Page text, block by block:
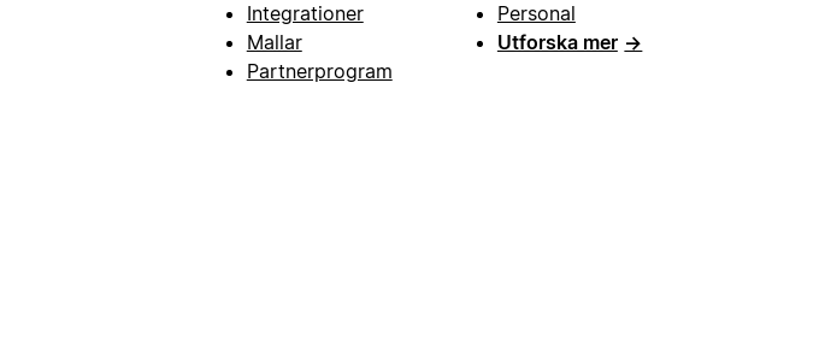
Integrationer
Mallar
Partnerprogram
Personal
Utforska mer →